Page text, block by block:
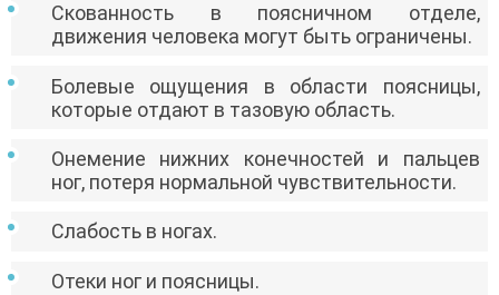
Скованность в поясничном отделе,
движения человека могут быть ограничены.
Болевые ощущения в области поясницы,
которые отдают в тазовую область.
Онемение нижних конечностей и пальцев
ног, потеря нормальной чувствительности.
Слабость в ногах.
Отеки ног и поясницы.